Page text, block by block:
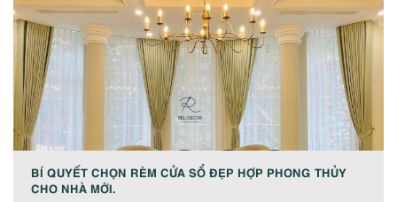
BÍ QUYẾT CHỌN RÈM CỬA SỔ ĐẸP HỢP PHONG THỦY
CHO NHÀ MỚI.